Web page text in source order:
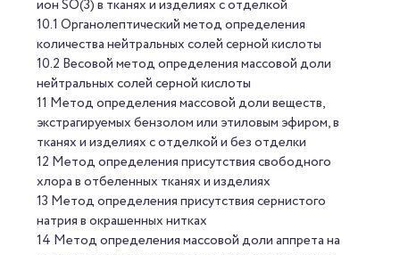
ион SO(3) в тканях и изделиях с отделкой
10.1 Органолептический метод определения
количества нейтральных солей серной кислоты
10.2 Весовой метод определения массовой доли
нейтральных солей серной кислоты
11 Метод определения массовой доли веществ,
экстрагируемых бензолом или этиловым эфиром, в
тканях и изделиях с отделкой и без отделки
12 Метод определения присутствия свободного
хлора в отбеленных тканях и изделиях
13 Метод определения присутствия сернистого
натрия в окрашенных нитках
14 Метод определения массовой доли аппрета на